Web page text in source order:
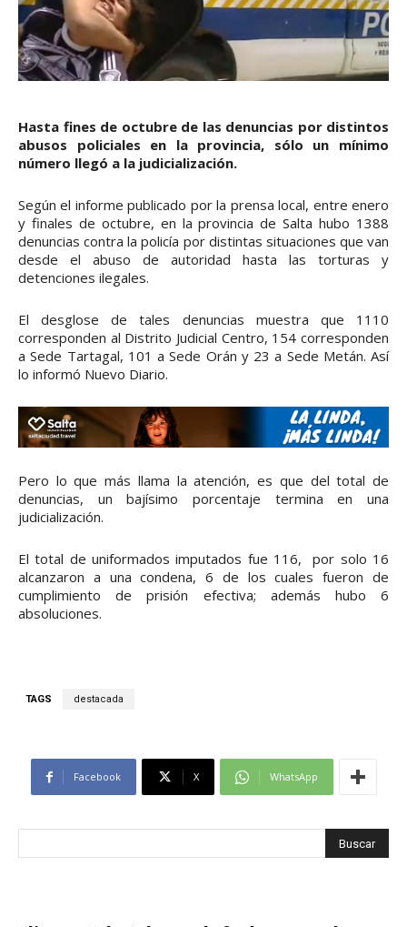
Hasta fines de octubre de las denuncias por distintos
abusos policiales en la provincia, sólo un mínimo
número llegó a la judicialización.
Según el informe publicado por la prensa local, entre enero
y finales de octubre, en la provincia de Salta hubo 1388
denuncias contra la policía por distintas situaciones que van
desde el abuso de autoridad hasta las torturas y
detenciones ilegales.
El desglose de tales denuncias muestra que 1110
corresponden al Distrito Judicial Centro, 154 corresponden
a Sede Tartagal, 101 a Sede Orán y 23 a Sede Metán. Así
lo informó Nuevo Diario.
Pero lo que más llama la atención, es que del total de
denuncias, un bajísimo porcentaje termina en una
judicialización.
El total de uniformados imputados fue 116, por solo 16
alcanzaron a una condena, 6 de los cuales fueron de
cumplimiento de prisión efectiva; además hubo 6
absoluciones.
TAGS destacada
Facebook X WhatsApp